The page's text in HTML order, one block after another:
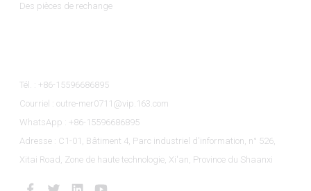
Des pièces de rechange
Tél. : +86-15596686895
Courriel : outre-mer0711@vip.163.com
WhatsApp : +86-15596686895
Adresse : C1-01, Bâtiment 4, Parc industriel d'information, n° 526,
Xitai Road, Zone de haute technologie, Xi'an, Province du Shaanxi